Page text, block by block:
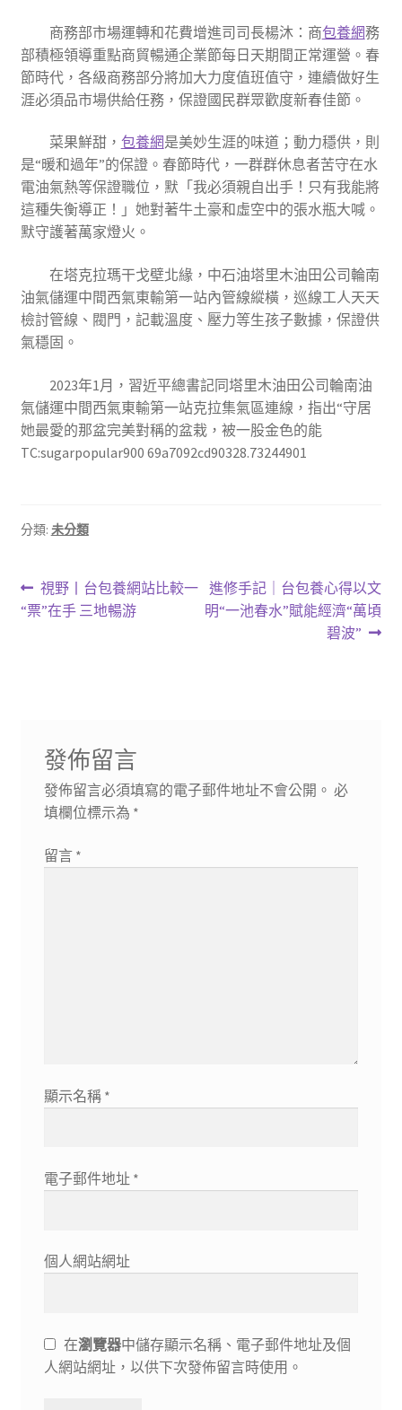
商務部市場運轉和花費增進司司長楊沐：商包養網務
部積極領導重點商貿暢通企業節每日天期間正常運營。春
節時代，各級商務部分將加大力度值班值守，連續做好生
涯必須品市場供給任務，保證國民群眾歡度新春佳節。
菜果鮮甜， 包養網是美妙生涯的味道；動力穩供，則
是“暖和過年”的保證。春節時代，一群群休息者苦守在水
電油氣熱等保證職位，默「我必須親自出手！只有我能將
這種失衡導正！」她對著牛土豪和虛空中的張水瓶大喊。
默守護著萬家燈火。
在塔克拉瑪干戈壁北緣，中石油塔里木油田公司輪南
油氣儲運中間西氣東輸第一站內管線縱橫，巡線工人天天
檢討管線、閥門，記載溫度、壓力等生孩子數據，保證供
氣穩固。
2023年1月，習近平總書記同塔里木油田公司輪南油
氣儲運中間西氣東輸第一站克拉集氣區連線，指出“守居
她最愛的那盆完美對稱的盆栽，被一股金色的能
TC:sugarpopular900 69a7092cd90328.73244901
分類: 未分類
文
章
上
一
視野丨台包養網站比較一
“票”在手 三地暢游
下
一
進修手記｜台包養心得以文
明“一池春水”賦能經濟“萬頃
碧波”
發佈留言
發佈留言必須填寫的電子郵件地址不會公開。 必
填欄位標示為 *
留言 *
顯示名稱 *
電子郵件地址 *
個人網站網址
在瀏覽器中儲存顯示名稱、電子郵件地址及個
人網站網址，以供下次發佈留言時使用。